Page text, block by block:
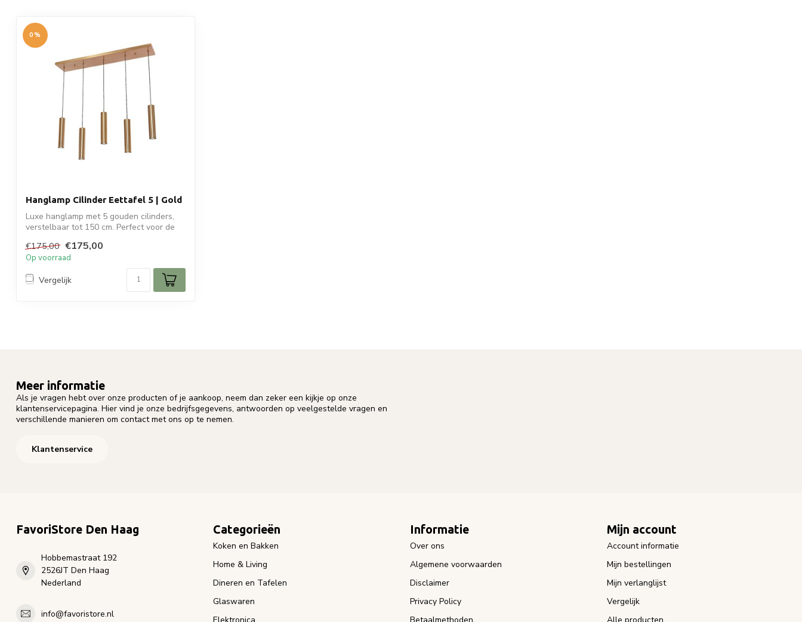
0%
Hanglamp Cilinder Eettafel 5 | Gold
Luxe hanglamp met 5 gouden cilinders,
verstelbaar tot 150 cm. Perfect voor de
€175,00 €175,00
Op voorraad
Vergelijk
Meer informatie
Als je vragen hebt over onze producten of je aankoop, neem dan zeker een kijkje op onze
klantenservicepagina. Hier vind je onze bedrijfsgegevens, antwoorden op veelgestelde vragen en
verschillende manieren om contact met ons op te nemen.
Klantenservice
FavoriStore Den Haag
Hobbemastraat 192
2526JT Den Haag
Nederland
info@favoristore.nl
Categorieën
Koken en Bakken
Home & Living
Dineren en Tafelen
Glaswaren
Informatie
Over ons
Algemene voorwaarden
Disclaimer
Privacy Policy
Mijn account
Account informatie
Mijn bestellingen
Mijn verlanglijst
Vergelijk